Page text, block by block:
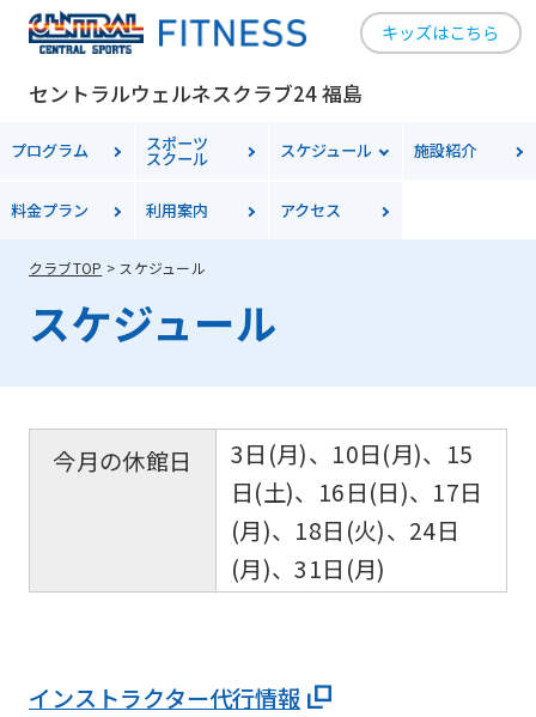
キッズはこちら
セントラルウェルネスクラブ24 福島
プログラム スポーツ
スクール スケジュール 施設紹介
料金プラン 利用案内 アクセス
クラブTOP スケジュール
スケジュール
今月の休館日
3日(月)、10日(月)、15
日(土)、16日(日)、17日
(月)、18日(火)、24日
(月)、31日(月)
インストラクター代行情報